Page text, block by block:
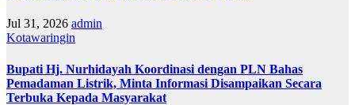
Jul 31, 2026 admin
Kotawaringin
Bupati Hj. Nurhidayah Koordinasi dengan PLN Bahas
Pemadaman Listrik, Minta Informasi Disampaikan Secara
Terbuka Kepada Masyarakat